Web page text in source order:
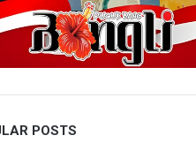
POSTS